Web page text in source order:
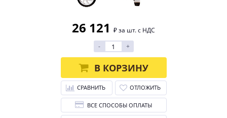
26 121 ₽ за шт. с НДС
-
+
В КОРЗИНУ
СРАВНИТЬ ОТЛОЖИТЬ
ВСЕ СПОСОБЫ ОПЛАТЫ